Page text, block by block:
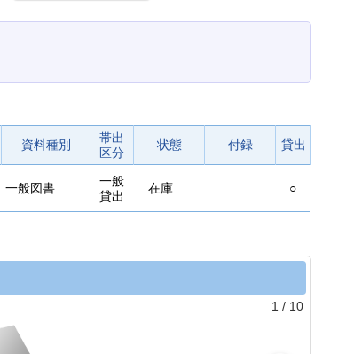
資料種別
帯出
区分
状態 付録 貸出
一般図書
一般
貸出
在庫 ○
1 / 10